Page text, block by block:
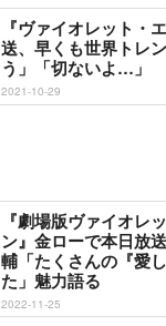
『ヴァイオレット・
送、早くも世界トレ
う」「切ないよ…」
2021-10-29
『劇場版ヴァイオレ
ン』金ローで本日放
輔「たくさんの『愛
た」魅力語る
2022-11-25